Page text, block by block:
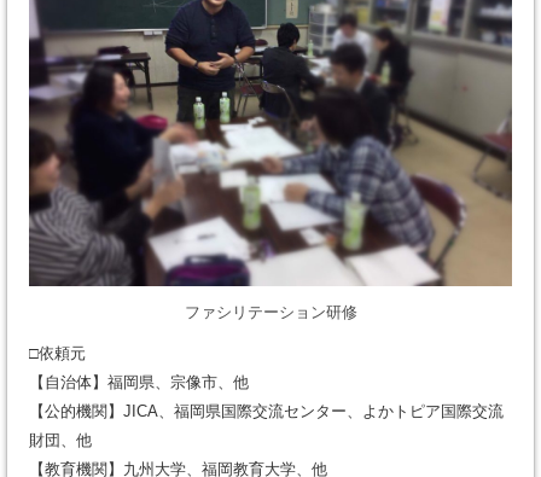
ファシリテーション研修
□依頼元
【自治体】福岡県、宗像市、他
【公的機関】JICA、福岡県国際交流センター、よかトピア国際交流
財団、他
【教育機関】九州大学、福岡教育大学、他